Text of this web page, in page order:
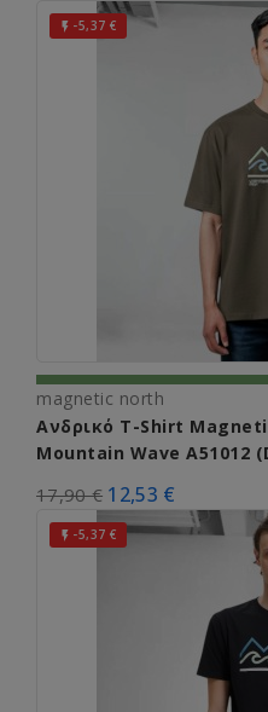
 -5,37 €
magnetic north
Ανδρικό T-Shirt
Mountain Wave A51012
17,90 € 12,53 €
 -5,37 €